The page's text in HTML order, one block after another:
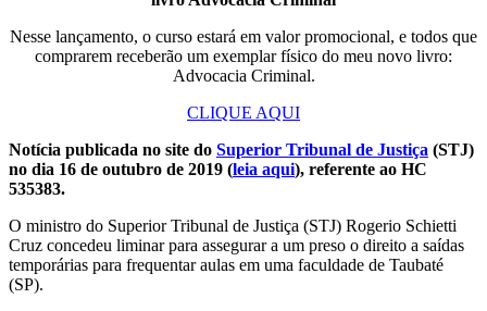
Nesse lançamento, o curso estará em valor promocional, e todos que
comprarem receberão um exemplar físico do meu novo livro:
Advocacia Criminal.
CLIQUE AQUI
Notícia publicada no site do Superior Tribunal de Justiça (STJ)
no dia 16 de outubro de 2019 (leia aqui), referente ao HC
535383.
O ministro do Superior Tribunal de Justiça (STJ) Rogerio Schietti
Cruz concedeu liminar para assegurar a um preso o direito a saídas
temporárias para frequentar aulas em uma faculdade de Taubaté
(SP).